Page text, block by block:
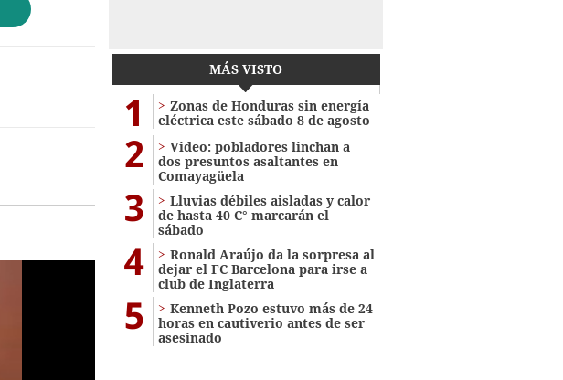
MÁS VISTO
1
Zonas de Honduras sin energía
eléctrica este sábado 8 de agosto
2
Video: pobladores linchan a
dos presuntos asaltantes en
Comayagüela
3
Lluvias débiles aisladas y calor
de hasta 40 C° marcarán el
sábado
4
Ronald Araújo da la sorpresa al
dejar el FC Barcelona para irse a
club de Inglaterra
5
Kenneth Pozo estuvo más de 24
horas en cautiverio antes de ser
asesinado